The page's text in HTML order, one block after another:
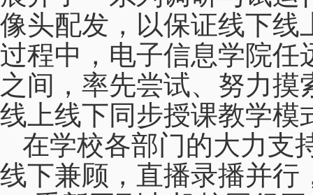
像头配发，以保证线下线
过程中，电子信息学院任
之间，率先尝试、努力
线上线下同步授课教学模
在学校各部门的大力支
线下兼顾，直播录播并行